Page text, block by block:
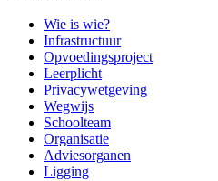
Wie is wie?
Infrastructuur
Opvoedingsproject
Leerplicht
Privacywetgeving
Wegwijs
Schoolteam
Organisatie
Adviesorganen
Ligging